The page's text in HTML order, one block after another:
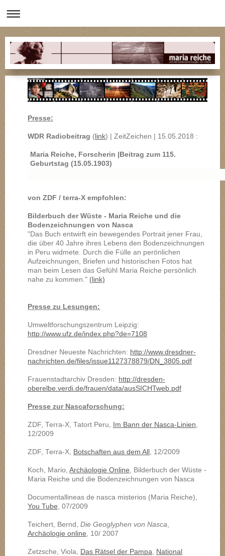
Presse:
WDR Radiobeitrag ( link) | ZeitZeichen | 15.05.2018 :
Maria Reiche, Forscherin |Beitrag zum 115.
Geburtstag (15.05.1903)
von ZDF / terra-X empfohlen:
Bilderbuch der Wüste - Maria Reiche und die
Bodenzeichnungen von Nasca
"Das Buch entwirft ein bewegendes Portrait jener Frau,
die über 40 Jahre ihres Lebens den Bodenzeichnungen
in Peru widmete. Durch die Fülle an perönlichen
Aufzeichnungen, Briefen und historischen Fotos hat
man beim Lesen das Gefühl Maria Reiche persönlich
nahe zu kommen." (link)
Presse zu Lesungen:
Umweltforschungszentrum Leipzig:
http://www.ufz.de/index.php?de=7108
Dresdner Neueste Nachrichten: http://www.dresdner-
nachrichten.de/files/issue1127378879/DN_3805.pdf
Frauenstadtarchiv Dresden: http://dresden-
oberelbe.verdi.de/frauen/data/ausSICHTweb.pdf
Presse zur Nascaforschung:
ZDF, Terra-X, Tatort Peru, Im Bann der Nasca-Linien
12/2009
ZDF, Terra-X, Botschaften aus dem All , 12/2009
Koch, Mario, Archäologie Online , Bilderbuch der Wüste -
Maria Reiche und die Bodenzeichnungen von Nasca
Documentallineas de nasca misterios (Maria Reiche),
You Tube , 07/2009
Teichert, Bernd, Die Geoglyphen von Nasca
Archäologie online , 10/ 2007
Zetzsche, Viola, Das Rätsel der Pampa
National